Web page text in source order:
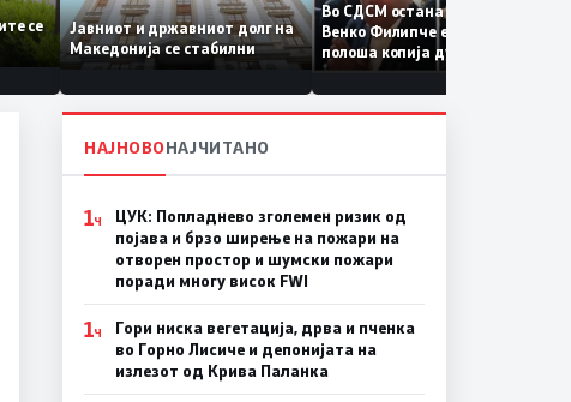
се
Јавниот и државниот долг на
Македонија се стабилни
Во СДСМ остана само
Венко Филипче е само бледа
полоша копија дури и од
Заев
НАЈНОВОНАЈЧИТАНО
1Ч
ЦУК: Попладнево зголемен ризик од
појава и брзо ширење на пожари на
отворен простор и шумски пожари
поради многу висок FWI
1Ч
Гори ниска вегетација, дрва и пченка
во Горно Лисиче и депонијата на
излезот од Крива Паланка